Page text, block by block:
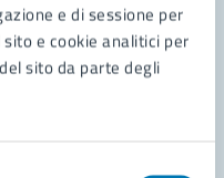
e di sessione per
e cookie analitici per
sito da parte degli